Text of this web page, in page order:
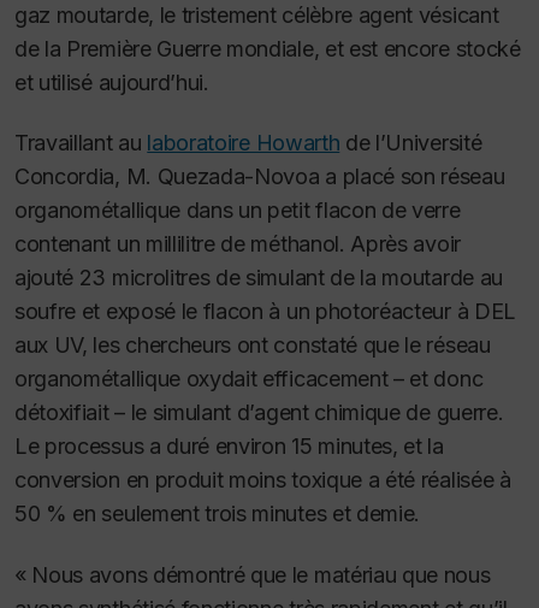
gaz moutarde, le tristement célèbre agent vésicant
de la Première Guerre mondiale, et est encore stocké
et utilisé aujourd’hui.
Travaillant au laboratoire Howarth de l’Université
Concordia, M. Quezada-Novoa a placé son réseau
organométallique dans un petit flacon de verre
contenant un millilitre de méthanol. Après avoir
ajouté 23 microlitres de simulant de la moutarde au
soufre et exposé le flacon à un photoréacteur à DEL
aux UV, les chercheurs ont constaté que le réseau
organométallique oxydait efficacement – et donc
détoxifiait – le simulant d’agent chimique de guerre.
Le processus a duré environ 15 minutes, et la
conversion en produit moins toxique a été réalisée à
50 % en seulement trois minutes et demie.
« Nous avons démontré que le matériau que nous